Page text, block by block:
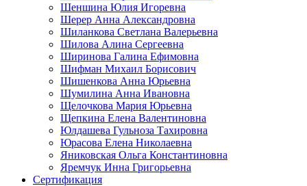
Шеншина Юлия Игоревна
Шерер Анна Александровна
Шиланкова Светлана Валерьевна
Шилова Алина Сергеевна
Ширинова Галина Ефимовна
Шифман Михаил Борисович
Шишенкова Анна Юрьевна
Шумилина Анна Ивановна
Щелочкова Мария Юрьевна
Щепкина Елена Валентиновна
Юлдашева Гульноза Тахировна
Юрасова Елена Николаевна
Яниковская Ольга Константиновна
Яремчук Инна Григорьевна
Сертификация